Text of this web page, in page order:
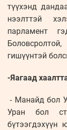
түүхэнд
нээлттэй
парламент
гишүүнтэй
-Яагаад
- Манайд бол
Уран бол
бүтээгдэхүүн